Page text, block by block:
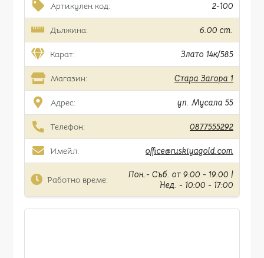
Артикулен код: 2-100
Дължина: 6.00 cm.
Карат: Злато 14к/585
Магазин: Стара Загора 1
Адрес: ул. Мусала 55
Телефон: 0877555292
Имейл: office@ruskiyagold.com
Работно време:
Пон.- Съб. от 9:00 - 19:00 |
Нед. - 10:00 - 17:00